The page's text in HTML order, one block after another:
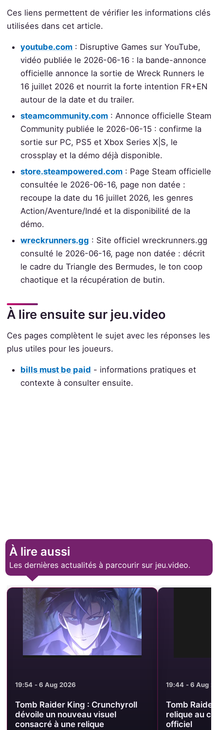
Ces liens permettent de vérifier les informations clés
utilisées dans cet article.
youtube.com : Disruptive Games sur YouTube,
vidéo publiée le 2026-06-16 : la bande-annonce
officielle annonce la sortie de Wreck Runners le
16 juillet 2026 et nourrit la forte intention FR+EN
autour de la date et du trailer.
steamcommunity.com : Annonce officielle Steam
Community publiée le 2026-06-15 : confirme la
sortie sur PC, PS5 et Xbox Series X|S, le
crossplay et la démo déjà disponible.
store.steampowered.com : Page Steam officielle
consultée le 2026-06-16, page non datée :
recoupe la date du 16 juillet 2026, les genres
Action/Aventure/Indé et la disponibilité de la
démo.
wreckrunners.gg : Site officiel wreckrunners.gg
consulté le 2026-06-16, page non datée : décrit
le cadre du Triangle des Bermudes, le ton coop
chaotique et la récupération de butin.
À lire ensuite sur jeu.video
Ces pages complètent le sujet avec les réponses les
plus utiles pour les joueurs.
bills must be paid - informations pratiques et
contexte à consulter ensuite.
À lire aussi
Les dernières actualités à parcourir sur jeu.video.
19:54 - 6 Aug 2026
Tomb Raider King : Crunchyroll
dévoile un nouveau visuel
consacré à une relique
19:44 - 6 Aug
Tomb
relique au
officiel